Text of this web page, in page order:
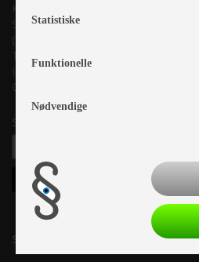
Kronjyllands Camping Center A/S
Suderholmen 10, 8960 Randers SØ
(Lige ud til Grenåvej)
Tlf. +45 87 10 98 70
Info@as-kcc.dk
CVR: 33 38 77 33
Samtykke til nyhedsbrev
Salgsafdeling:
Statistiske
Funktionelle
Nødvendige